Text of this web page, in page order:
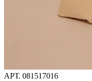
АРТ. 081517016